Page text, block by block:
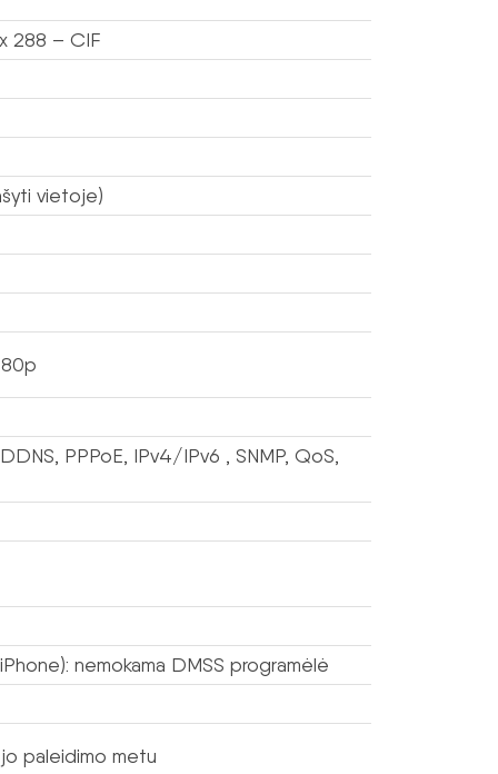
288 – CIF
vietoje)
PPPoE, IPv4/IPv6 , SNMP, QoS,
nemokama DMSS programėlė
paleidimo metu